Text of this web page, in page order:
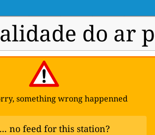
do ar
something wrong happenned
no feed for this station?